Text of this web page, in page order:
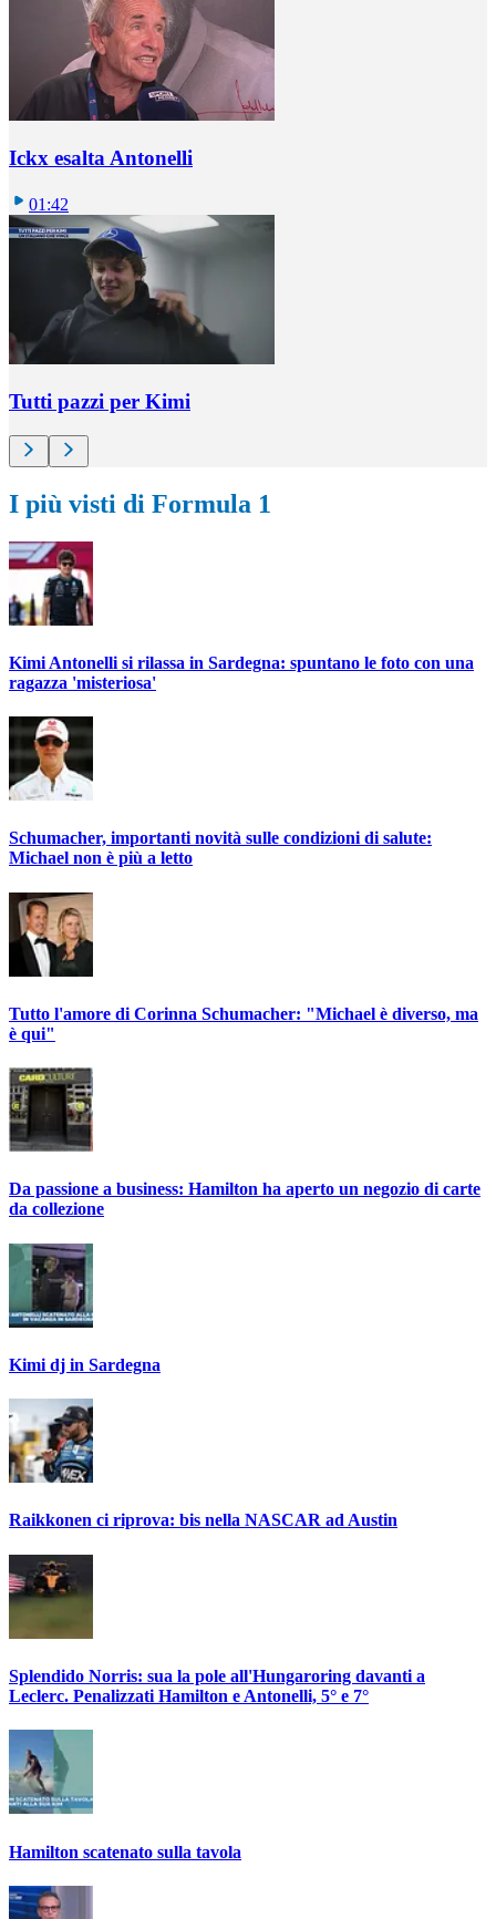
Ickx esalta Antonelli
01:42
Tutti pazzi per Kimi
I più visti di Formula 1
Kimi Antonelli si rilassa in Sardegna: spuntano le foto con una
ragazza 'misteriosa'
Schumacher, importanti novità sulle condizioni di salute:
Michael non è più a letto
Tutto l'amore di Corinna Schumacher: "Michael è diverso, ma
è qui"
Da passione a business: Hamilton ha aperto un negozio di carte
da collezione
Kimi dj in Sardegna
Raikkonen ci riprova: bis nella NASCAR ad Austin
Splendido Norris: sua la pole all'Hungaroring davanti a
Leclerc. Penalizzati Hamilton e Antonelli, 5° e 7°
Hamilton scatenato sulla tavola